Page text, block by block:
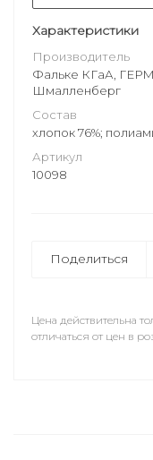
Характеристики
Производитель
Фальке КГаА,
Шмалленберг
Состав
хлопок 76%;
Артикул
10098
Поделиться
Цена действительна
отличаться от цен в